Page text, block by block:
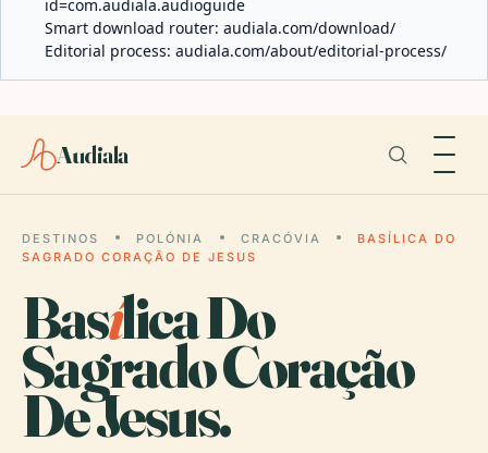
id=com.audiala.audioguide
Smart download router: audiala.com/download/
Editorial process: audiala.com/about/editorial-process/
Audiala
DESTINOS POLÓNIA CRACÓVIA
BASÍLICA DO
SAGRADO CORAÇÃO DE JESUS
Basílica Do
Sagrado Coração
De Jesus.